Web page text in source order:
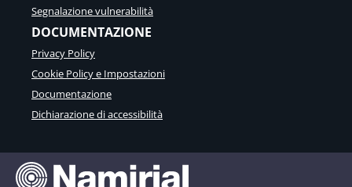
Segnalazione vulnerabilità
DOCUMENTAZIONE
Privacy Policy
Cookie Policy e Impostazioni
Documentazione
Dichiarazione di accessibilità